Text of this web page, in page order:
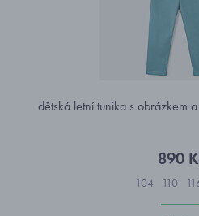
dětská letní tunika s obrázkem
890
104 110